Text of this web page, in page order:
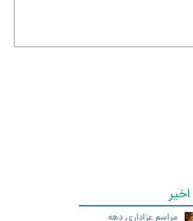
اخیر
مراسم عزاداری دهه